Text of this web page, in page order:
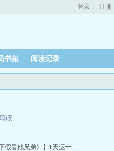
登录 注册
书架 阅读记录
读
假冒他兄弟》】1天运十二